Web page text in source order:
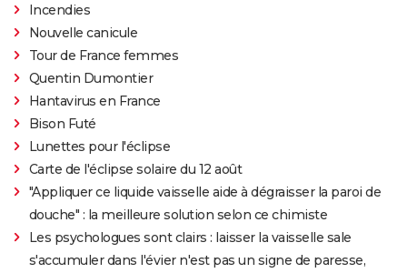
Incendies
Nouvelle canicule
Tour de France femmes
Quentin Dumontier
Hantavirus en France
Bison Futé
Lunettes pour l'éclipse
Carte de l'éclipse solaire du 12 août
"Appliquer ce liquide vaisselle aide à dégraisser la paroi de
douche" : la meilleure solution selon ce chimiste
Les psychologues sont clairs : laisser la vaisselle sale
s'accumuler dans l'évier n'est pas un signe de paresse,